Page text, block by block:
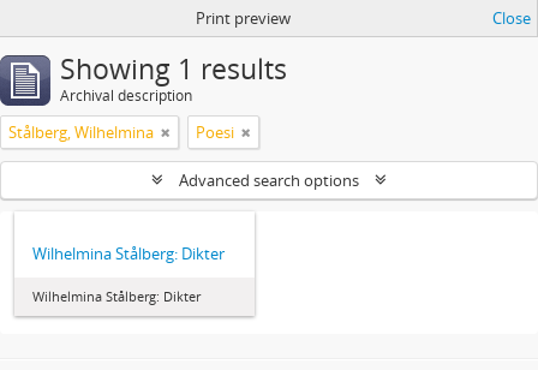
Print preview Close
Showing 1 results
Archival description
Stålberg, Wilhelmina Poesi
Advanced search options
Wilhelmina Stålberg: Dikter
Wilhelmina Stålberg: Dikter